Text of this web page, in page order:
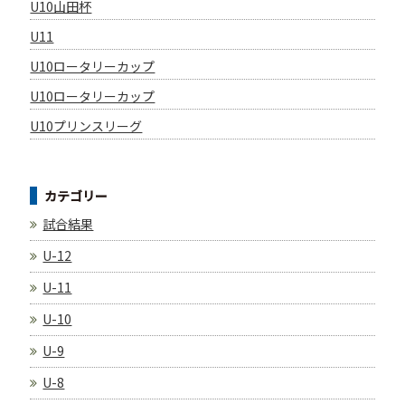
U10山田杯
U11
U10ロータリーカップ
U10ロータリーカップ
U10プリンスリーグ
カテゴリー
試合結果
U-12
U-11
U-10
U-9
U-8